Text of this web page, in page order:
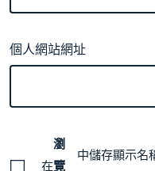
個人網站網址
在
瀏
覽
中儲存顯示名